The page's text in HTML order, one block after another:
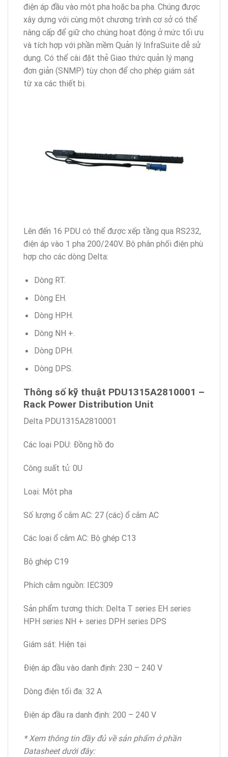
điện áp đầu vào một pha hoặc ba pha. Chúng được
xây dựng với cùng một chương trình cơ sở có thể
nâng cấp để giữ cho chúng hoạt động ở mức tối ưu
và tích hợp với phần mềm Quản lý InfraSuite dễ sử
dụng. Có thể cài đặt thẻ Giao thức quản lý mạng
đơn giản (SNMP) tùy chọn để cho phép giám sát
từ xa các thiết bị.
Lên đến 16 PDU có thể được xếp tầng qua RS232,
điện áp vào 1 pha 200/240V. Bộ phân phối điện phù
hợp cho các dòng Delta:
Dòng RT.
Dòng EH.
Dòng HPH.
Dòng NH +.
Dòng DPH.
Dòng DPS.
Thông số kỹ thuật PDU1315A2810001 –
Rack Power Distribution Unit
Delta PDU1315A2810001
Các loại PDU: Đồng hồ đo
Công suất tủ: 0U
Loại: Một pha
Số lượng ổ cắm AC: 27 (các) ổ cắm AC
Các loại ổ cắm AC: Bộ ghép C13
Bộ ghép C19
Phích cắm nguồn: IEC309
Sản phẩm tương thích: Delta T series EH series
HPH series NH + series DPH series DPS
Giám sát: Hiện tại
Điện áp đầu vào danh định: 230 – 240 V
Dòng điện tối đa: 32 A
Điện áp đầu ra danh định: 200 – 240 V
* Xem thông tin đầy đủ về sản phẩm ở phần
Datasheet dưới đây: